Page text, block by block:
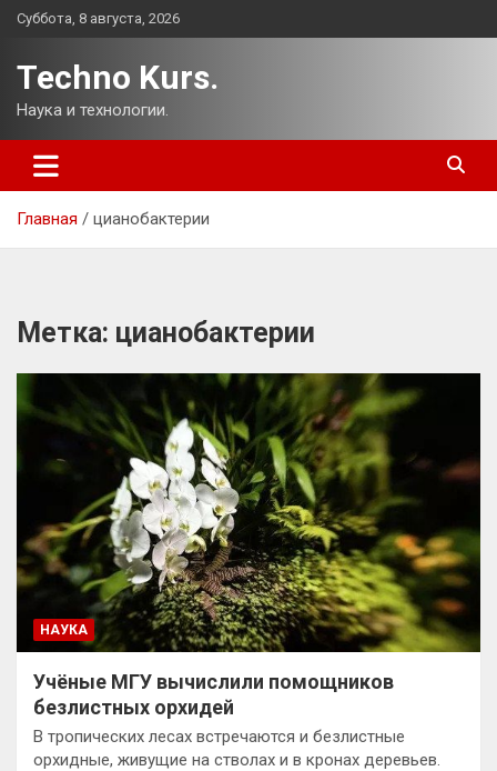
Перейти
Суббота, 8 августа, 2026
Techno Kurs.
Наука и технологии.
Главная цианобактерии
Метка: цианобактерии
НАУКА
Учёные МГУ вычислили помощников
безлистных орхидей
В тропических лесах встречаются и безлистные
орхидные, живущие на стволах и в кронах деревьев.